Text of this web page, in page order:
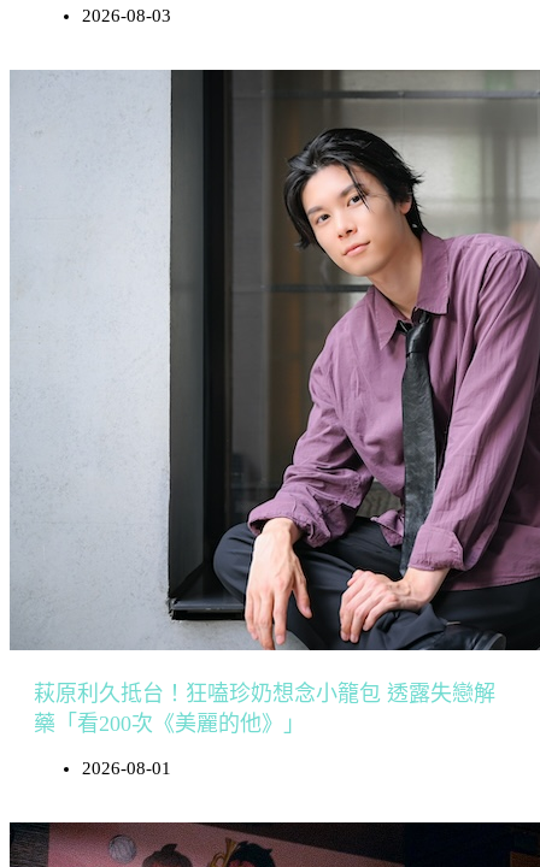
2026-08-03
萩原利久抵台！狂嗑珍奶想念小籠包 透露失戀解
藥「看200次《美麗的他》」
2026-08-01